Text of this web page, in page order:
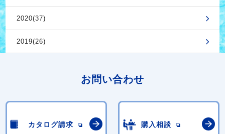
2020(37)
2019(26)
お問い合わせ
カタログ請求 購入相談